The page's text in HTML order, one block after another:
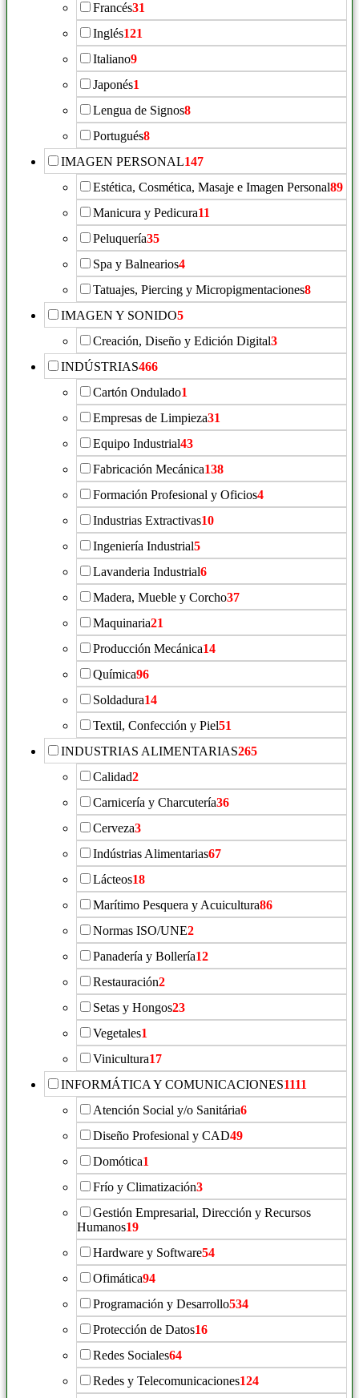
Francés31
Inglés121
Italiano9
Japonés1
Lengua de Signos8
Portugués8
IMAGEN PERSONAL147
Estética, Cosmética, Masaje e Imagen Personal89
Manicura y Pedicura11
Peluquería35
Spa y Balnearios4
Tatuajes, Piercing y Micropigmentaciones8
IMAGEN Y SONIDO5
Creación, Diseño y Edición Digital3
INDÚSTRIAS466
Cartón Ondulado1
Empresas de Limpieza31
Equipo Industrial43
Fabricación Mecánica138
Formación Profesional y Oficios4
Industrias Extractivas10
Ingeniería Industrial5
Lavanderia Industrial6
Madera, Mueble y Corcho37
Maquinaria21
Producción Mecánica14
Química96
Soldadura14
Textil, Confección y Piel51
INDUSTRIAS ALIMENTARIAS265
Calidad2
Carnicería y Charcutería36
Cerveza3
Indústrias Alimentarias67
Lácteos18
Marítimo Pesquera y Acuicultura86
Normas ISO/UNE2
Panadería y Bollería12
Restauración2
Setas y Hongos23
Vegetales1
Vinicultura17
INFORMÁTICA Y COMUNICACIONES1111
Atención Social y/o Sanitária6
Diseño Profesional y CAD49
Domótica1
Frío y Climatización3
Gestión Empresarial, Dirección y Recursos
Humanos19
Hardware y Software54
Ofimática94
Programación y Desarrollo534
Protección de Datos16
Redes Sociales64
Redes y Telecomunicaciones124